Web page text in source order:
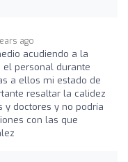
ago
acudiendo a la
el personal durante
a ellos mi estado de
resaltar la calidez
y doctores y no podría
con las que